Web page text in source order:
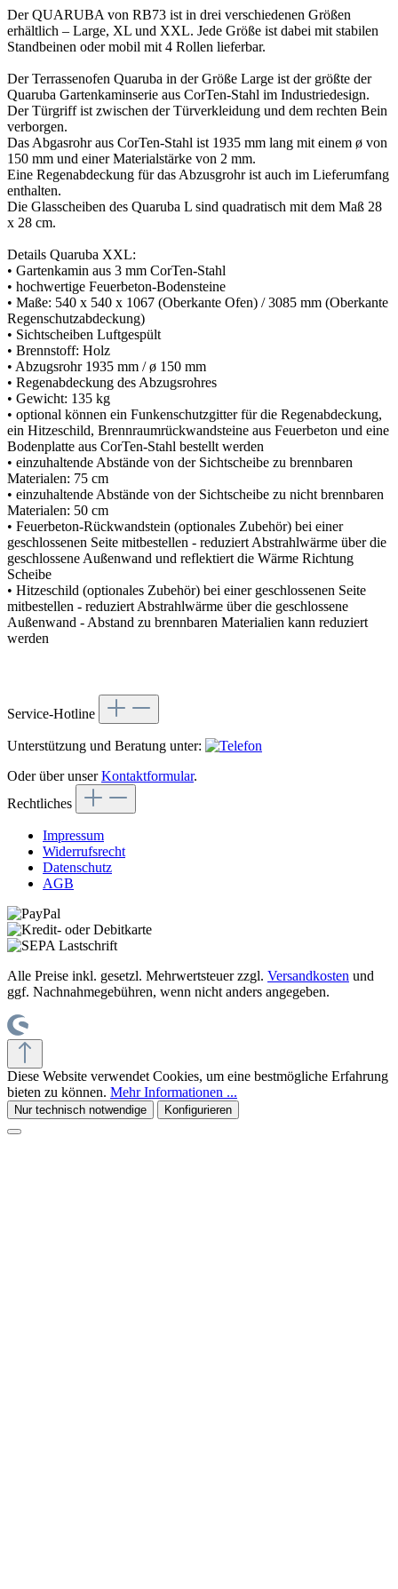
Der QUARUBA von RB73 ist in drei verschiedenen Größen
erhältlich – Large, XL und XXL. Jede Größe ist dabei mit stabilen
Standbeinen oder mobil mit 4 Rollen lieferbar.
Der Terrassenofen Quaruba in der Größe Large ist der größte der
Quaruba Gartenkaminserie aus CorTen-Stahl im Industriedesign.
Der Türgriff ist zwischen der Türverkleidung und dem rechten Bein
verborgen.
Das Abgasrohr aus CorTen-Stahl ist 1935 mm lang mit einem ø von
150 mm und einer Materialstärke von 2 mm.
Eine Regenabdeckung für das Abzusgrohr ist auch im Lieferumfang
enthalten.
Die Glasscheiben des Quaruba L sind quadratisch mit dem Maß 28
x 28 cm.
Details Quaruba XXL:
• Gartenkamin aus 3 mm CorTen-Stahl
• hochwertige Feuerbeton-Bodensteine
• Maße: 540 x 540 x 1067 (Oberkante Ofen) / 3085 mm (Oberkante
Regenschutzabdeckung)
• Sichtscheiben Luftgespült
• Brennstoff: Holz
• Abzugsrohr 1935 mm / ø 150 mm
• Regenabdeckung des Abzugsrohres
• Gewicht: 135 kg
• optional können ein Funkenschutzgitter für die Regenabdeckung,
ein Hitzeschild, Brennraumrückwandsteine aus Feuerbeton und eine
Bodenplatte aus CorTen-Stahl bestellt werden
• einzuhaltende Abstände von der Sichtscheibe zu brennbaren
Materialen: 75 cm
• einzuhaltende Abstände von der Sichtscheibe zu nicht brennbaren
Materialen: 50 cm
• Feuerbeton-Rückwandstein (optionales Zubehör) bei einer
geschlossenen Seite mitbestellen - reduziert Abstrahlwärme über die
geschlossene Außenwand und reflektiert die Wärme Richtung
Scheibe
• Hitzeschild (optionales Zubehör) bei einer geschlossenen Seite
mitbestellen - reduziert Abstrahlwärme über die geschlossene
Außenwand - Abstand zu brennbaren Materialien kann reduziert
werden
Service-Hotline
Unterstützung und Beratung unter:
Oder über unserKontaktformular.
Rechtliches
Impressum
Widerrufsrecht
Datenschutz
AGB
Alle Preise inkl. gesetzl. Mehrwertsteuer zzgl. Versandkosten und
ggf. Nachnahmegebühren, wenn nicht anders angegeben.
Diese Website verwendet Cookies, um eine bestmögliche Erfahrung
bieten zu können. Mehr Informationen ...
Nur technisch notwendige Konfigurieren